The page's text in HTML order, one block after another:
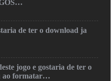
de ter o download ja
jogo e gostaria de ter o
ao formatar…